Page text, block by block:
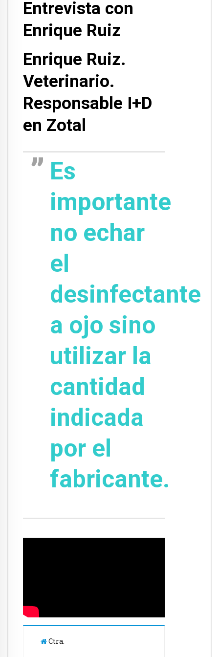
Entrevista con
Enrique Ruiz
Enrique Ruiz.
Veterinario.
Responsable I+D
en Zotal
Es
importante
no echar
el
desinfectante
a ojo sino
utilizar la
cantidad
indicada
por el
fabricante.
Ctra.